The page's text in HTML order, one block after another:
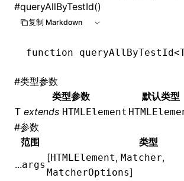
#queryAllByTestId()
复制 Markdown
function queryAllByTestId<
#类型参数
类型参数
默认类型
T extends HTMLElement
#参数
范围
类型
...args
[HTMLElement, Matcher,
MatcherOptions]